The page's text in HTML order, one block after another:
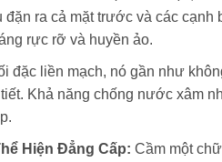
đặn ra cả mặt trước và các
rực rỡ và huyền ảo.
đặc liền mạch, nó gần như
Khả năng chống nước xâm
Hiện Đẳng Cấp: Cầm một